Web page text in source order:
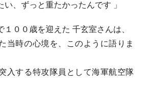
、ずっと重たかったんです 」
００歳を迎えた 千玄室さんは、
当時の心境を、このように語りま
入する特攻隊員として海軍航空隊